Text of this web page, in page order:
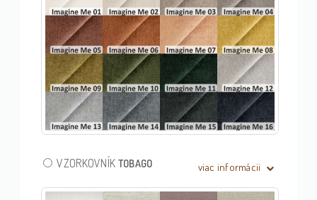
VZORKOVNÍK TOBAGO viac informácii